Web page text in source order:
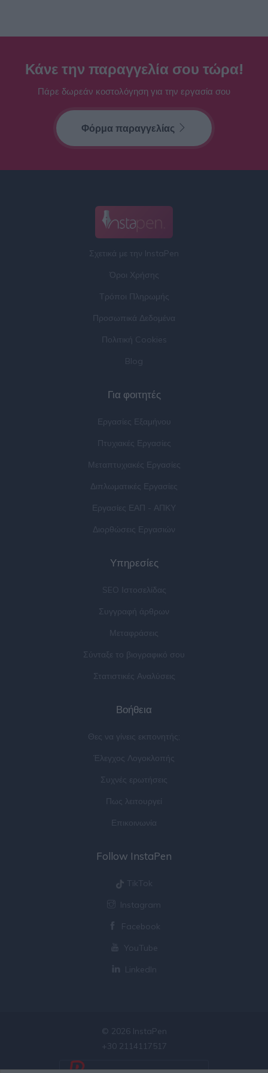
Κάνε την παραγγελία σου τώρα!
Πάρε δωρεάν κοστολόγηση για την εργασία σου
Φόρμα παραγγελίας
Σχετικά με την InstaPen
Όροι Χρήσης
Τρόποι Πληρωμής
Προσωπικά Δεδομένα
Πολιτική Cookies
Blog
Για φοιτητές
Εργασίες Εξαμήνου
Πτυχιακές Εργασίες
Μεταπτυχιακές Εργασίες
Διπλωματικές Εργασίες
Εργασίες ΕΑΠ - ΑΠΚΥ
Διορθώσεις Εργασιών
Υπηρεσίες
SEO Ιστοσελίδας
Συγγραφή άρθρων
Μεταφράσεις
Σύνταξε το βιογραφικό σου
Στατιστικές Αναλύσεις
Βοήθεια
Θες να γίνεις εκπονητής;
Έλεγχος Λογοκλοπής
Συχνές ερωτήσεις
Πως λειτουργεί
Επικοινωνία
Follow InstaPen
TikTok
Instagram
Facebook
YouTube
LinkedIn
© 2026 InstaPen
+30 2114117517